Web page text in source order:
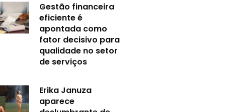
Gestão financeira
eficiente é
apontada como
fator decisivo para
qualidade no setor
de serviços
Erika Januza
aparece